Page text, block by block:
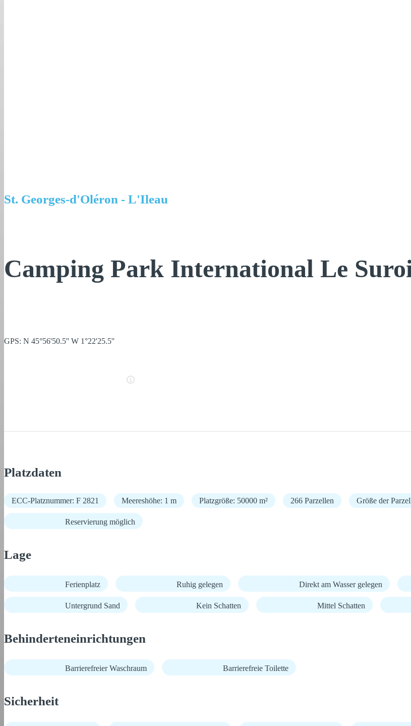
St. Georges-d'Oléron - L'Ileau
Camping Park International Le
GPS: N 45°56'50.5'' W 1°22'25.5''
Platzdaten
ECC-Platznummer: F 2821 Meereshöhe: 1 m Platzgröße: 50000 m² 266 Parzellen Größe der
Reservierung möglich
Lage
Ferienplatz Ruhig gelegen Direkt am Wasser gelegen
Untergrund Sand Kein Schatten Mittel Schatten
Behinderteneinrichtungen
Barrierefreier Waschraum Barrierefreie Toilette
Sicherheit